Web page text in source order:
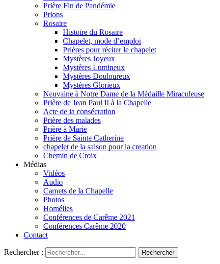
Prière Fin de Pandémie
Prions
Rosaire
Histoire du Rosaire
Chapelet, mode d’emploi
Prières pour réciter le chapelet
Mystères Joyeux
Mystères Lumineux
Mystères Douloureux
Mystères Glorieux
Neuvaine à Notre Dame de la Médaille Miraculeuse
Prière de Jean Paul II à la Chapelle
Acte de la consécration
Prière des malades
Prière à Marie
Prière de Sainte Catherine
chapelet de la saison pour la creation
Chemin de Croix
Médias
Vidéos
Audio
Carnets de la Chapelle
Photos
Homélies
Conférences de Carême 2021
Conférences Carême 2020
Contact
Rechercher :